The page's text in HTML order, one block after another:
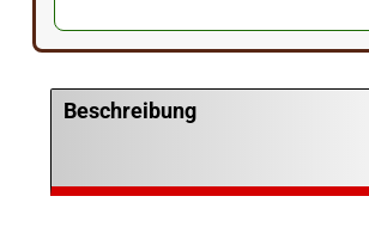
Beschreibung